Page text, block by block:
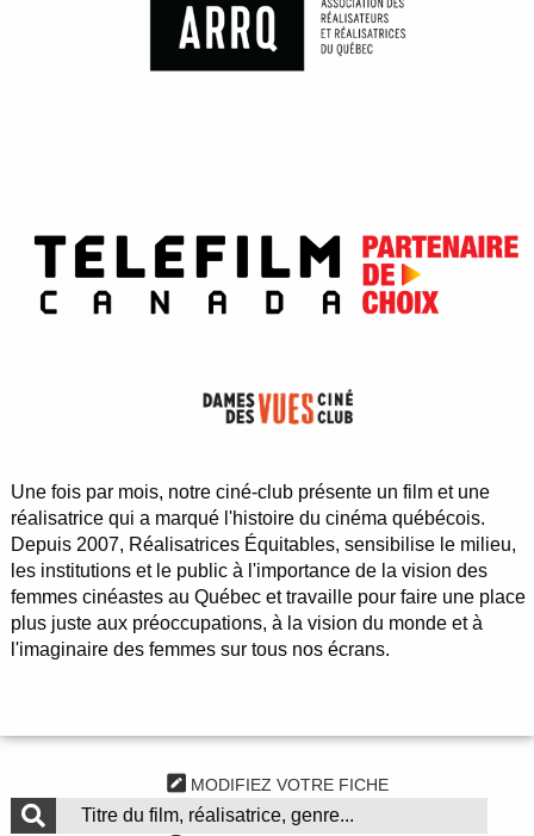
Une fois par mois, notre ciné-club présente un film et une
réalisatrice qui a marqué l'histoire du cinéma québécois.
Depuis 2007, Réalisatrices Équitables, sensibilise le milieu,
les institutions et le public à l'importance de la vision des
femmes cinéastes au Québec et travaille pour faire une place
plus juste aux préoccupations, à la vision du monde et à
l'imaginaire des femmes sur tous nos écrans.
MODIFIEZ VOTRE FICHE